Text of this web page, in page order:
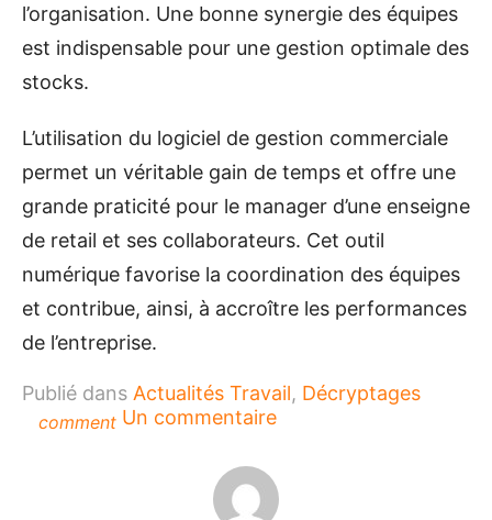
l’organisation. Une bonne synergie des équipes
est indispensable pour une gestion optimale des
stocks.
L’utilisation du logiciel de gestion commerciale
permet un véritable gain de temps et offre une
grande praticité pour le manager d’une enseigne
de retail et ses collaborateurs. Cet outil
numérique favorise la coordination des équipes
et contribue, ainsi, à accroître les performances
de l’entreprise.
Publié dans Actualités Travail, Décryptages
comment Un commentairesur
qu’un
logiciel